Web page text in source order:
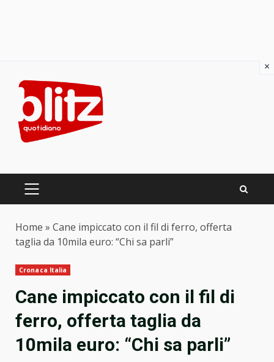
content
PRIMARY
Home » Cane impiccato con il fil di ferro, offerta
taglia da 10mila euro: “Chi sa parli”
Cronaca Italia
Cane impiccato con il fil di
ferro, offerta taglia da
10mila euro: “Chi sa parli”
×